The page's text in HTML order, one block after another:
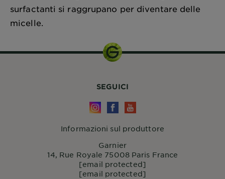
surfactanti si raggrupano per diventare delle
micelle.
SEGUICI
Informazioni sul produttore
Garnier
14, Rue Royale 75008 Paris France
[email protected]
[email protected]